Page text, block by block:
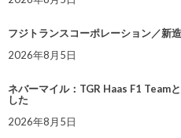
フジトランスコーポレーション／新
2026年8月5日
ネバーマイル：TGR Haas F1 Team
した
2026年8月5日